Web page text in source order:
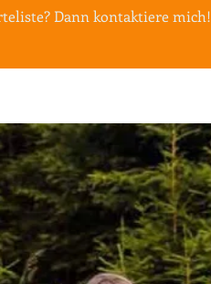
Dann kontaktiere mich!